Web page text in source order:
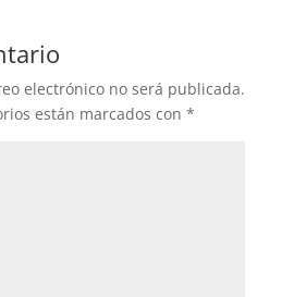
electrónico no será publicada.
están marcados con *